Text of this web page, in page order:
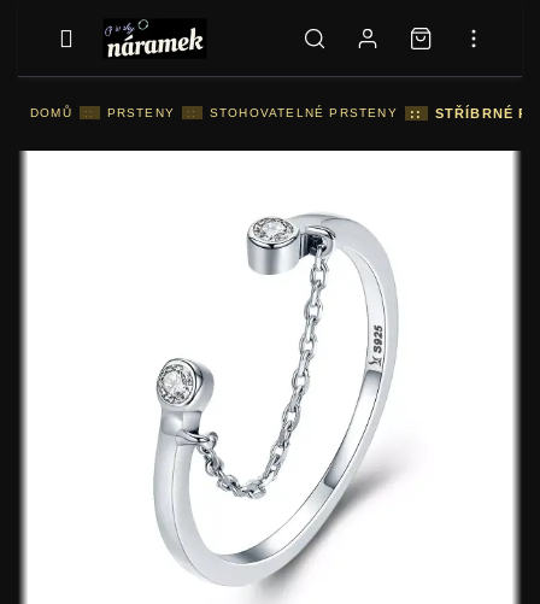
DOMŮ :: PRSTENY :: STOHOVATELNÉ PRSTENY :: STŘÍBRNÉ